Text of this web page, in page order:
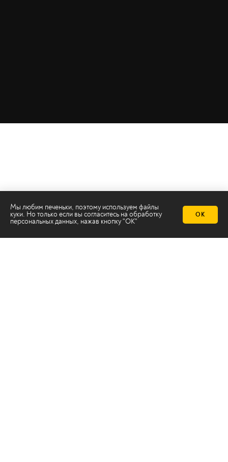
Мы любим печеньки, поэтому используем файлы
куки. Но только если вы согласитесь на обработку
персональных данных, нажав кнопку "ОК"
ОК